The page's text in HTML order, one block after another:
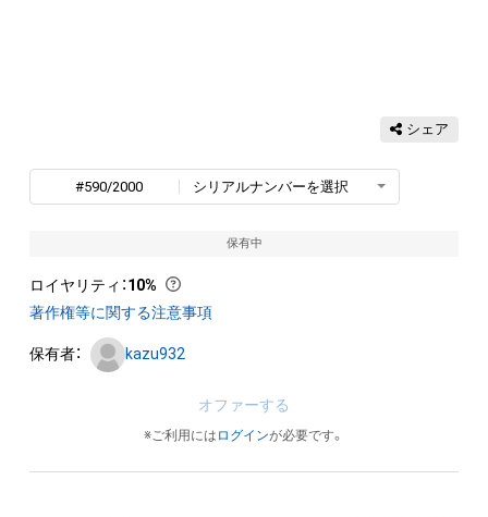
シェア
#590/2000 シリアルナンバーを選択
保有中
ロイヤリティ ：10%
著作権等に関する注意事項
保有者： kazu932
オファーする
※ご利用には ログインが必要です。